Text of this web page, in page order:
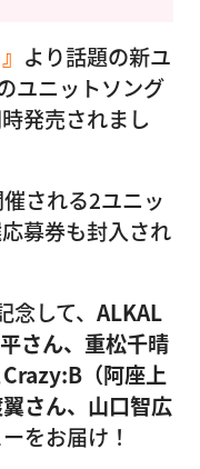
より話題の新ユ
ユニットソング
発売されまし
される2ユニッ
募券も封入され
して、 ALKAL
さん、重松千晴
Crazy:B（阿座上
さん、山口智広
をお届け！